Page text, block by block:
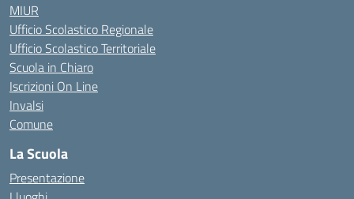
MIUR
Ufficio Scolastico Regionale
Ufficio Scolastico Territoriale
Scuola in Chiaro
Iscrizioni On Line
Invalsi
Comune
La Scuola
Presentazione